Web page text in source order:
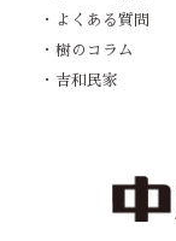
よくある質問
樹のコラム
吉和民家